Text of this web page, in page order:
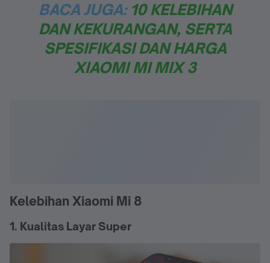
BACA JUGA: 10 KELEBIHAN
DAN KEKURANGAN, SERTA
SPESIFIKASI DAN HARGA
XIAOMI MI MIX 3
Kelebihan Xiaomi Mi 8
1. Kualitas Layar Super